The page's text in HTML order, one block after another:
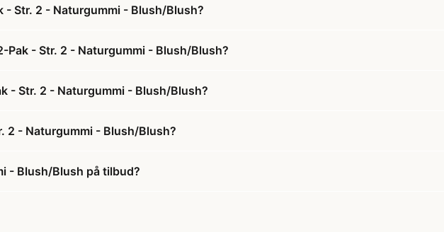
- Str. 2 - Naturgummi - Blush/Blush?
Pak - Str. 2 - Naturgummi - Blush/Blush?
- Str. 2 - Naturgummi - Blush/Blush?
2 - Naturgummi - Blush/Blush?
- Blush/Blush på tilbud?